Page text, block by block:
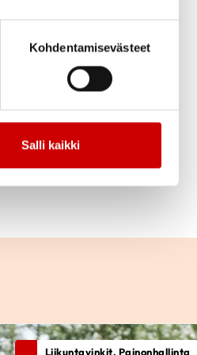
Kohdentamisevästeet
Salli kaikki
herkästi
Liikuntavinkit, Painonhallinta